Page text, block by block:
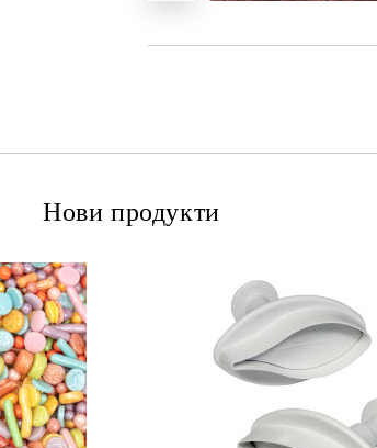
Нови продукти